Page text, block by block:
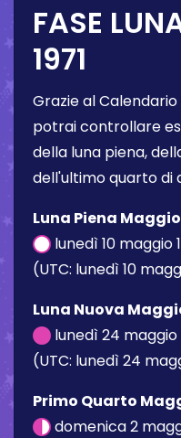
FASE
1971
Grazie al Calendario
potrai controllare
della luna piena,
dell'ultimo quarto di
Luna Piena
lunedì 10 maggio
(UTC: lunedì 10
Luna Nuova
lunedì 24 maggio
(UTC: lunedì 24
Primo Quarto
domenica 2